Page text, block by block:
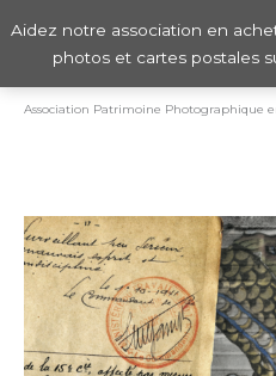
Aidez notre association en
photos et cartes postales
au
contenu
Association Patrimoine Photographique